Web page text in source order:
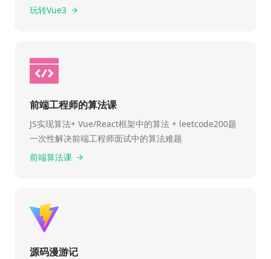
玩转Vue3
前端工程师的算法课
JS实现算法+ Vue/React框架中的算法 + leetcode200题
一次性解决前端工程师面试中的算法难题
前端算法课
源码漫游记